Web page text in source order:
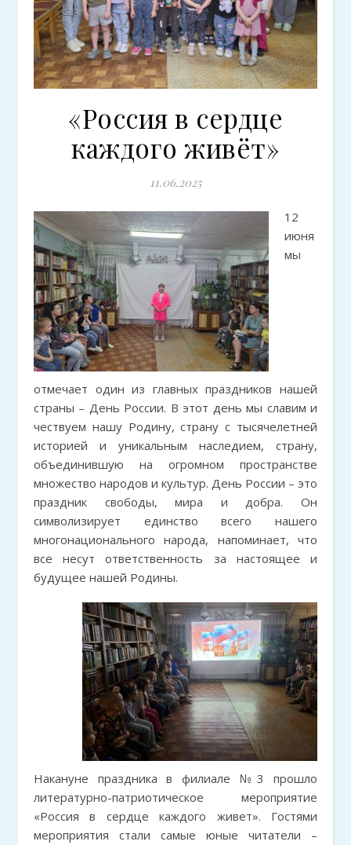
«Россия в сердце
каждого живёт»
11.06.2025
12
июня
мы
отмечает один из главных праздников нашей
страны – День России. В этот день мы славим и
чествуем нашу Родину, страну с тысячелетней
историей и уникальным наследием, страну,
объединившую на огромном пространстве
множество народов и культур. День России – это
праздник свободы, мира и добра. Он
символизирует единство всего нашего
многонационального народа, напоминает, что
все несут ответственность за настоящее и
будущее нашей Родины.
Накануне праздника в филиале №3 прошло
литературно-патриотическое мероприятие
«Россия в сердце каждого живет». Гостями
мероприятия стали самые юные читатели –